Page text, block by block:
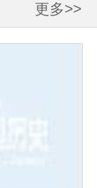
更多>>